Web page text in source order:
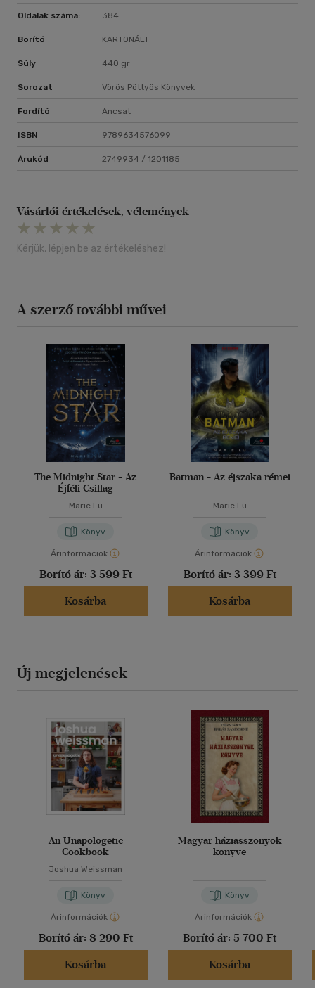
Szereted a Vörös pöttyös könyveket?
Oldalak száma: 384
Borító KARTONÁLT
Súly 440 gr
Sorozat Vörös Pöttyös Könyvek
Fordító Ancsat
ISBN 9789634576099
Árukód 2749934 / 1201185
Vásárlói értékelések, vélemények
Kérjük, lépjen be az értékeléshez!
A szerző további művei
The Midnight Star - Az
Éjféli Csillag
Marie Lu
Könyv
Árinformációk
Borító ár: 3 599 Ft
Kosárba
Batman - Az éjszaka rémei
Marie Lu
Könyv
Árinformációk
Borító ár: 3 399 Ft
Kosárba
Új megjelenések
An Unapologetic
Cookbook
Joshua Weissman
Könyv
Árinformációk
Borító ár: 8 290 Ft
Kosárba
Magyar háziasszonyok
könyve
Könyv
Árinformációk
Borító ár: 5 700 Ft
Kosárba